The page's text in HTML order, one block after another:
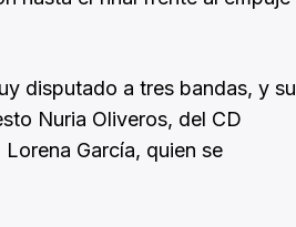
disputado a tres bandas, y su
Nuria Oliveros, del CD
García, quien se